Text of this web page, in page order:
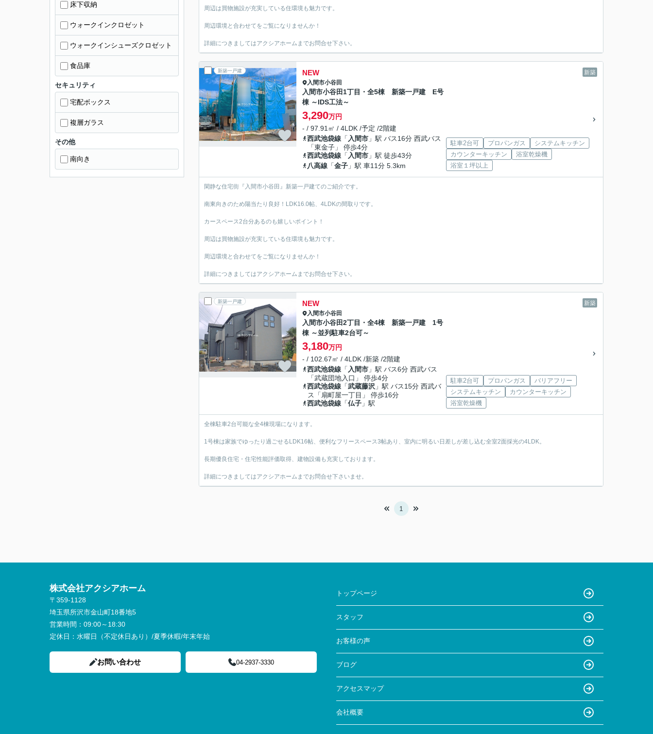
周辺は買物施設が充実している住環境も魅力です。
周辺環境と合わせてをご覧になりませんか！
詳細につきましてはアクシアホームまでお問合せ下さい。
新築一戸建 新築
NEW
入間市小谷田
入間市小谷田1丁目・全5棟 新築一戸建 E号
棟 ～IDS工法～
3,290万円
- / 97.91㎡ / 4LDK /予定 /2階建
西武池袋線 「 入間市 」駅 バス16分 西武バス
「東金子」 停歩4分
西武池袋線 「 入間市 」駅 徒歩43分
八高線 「金子 」駅 車11分 5.3km
駐車2台可 プロパンガス
システムキッチン
カウンターキッチン
浴室乾燥機
浴室１坪以上
閑静な住宅街『入間市小谷田』新築一戸建てのご紹介です。
南東向きのため陽当たり良好！LDK16.0帖、4LDKの間取りです。
カースペース2台分あるのも嬉しいポイント！
周辺は買物施設が充実している住環境も魅力です。
周辺環境と合わせてをご覧になりませんか！
詳細につきましてはアクシアホームまでお問合せ下さい。
新築一戸建 新築
NEW
入間市小谷田
入間市小谷田2丁目・全4棟 新築一戸建 1号
棟 ～並列駐車2台可～
3,180万円
- / 102.67㎡ / 4LDK /新築 /2階建
西武池袋線 「 入間市 」駅 バス6分 西武バス
「武蔵団地入口」 停歩4分
西武池袋線 「武蔵藤沢 」駅 バス15分 西武バ
ス「扇町屋一丁目」 停歩16分
西武池袋線 「仏子 」駅
駐車2台可 プロパンガス
バリアフリー
システムキッチン
カウンターキッチン
浴室乾燥機
全棟駐車2台可能な全4棟現場になります。
1号棟は家族でゆったり過ごせるLDK16帖、便利なフリースペース3帖あり、室内に明るい日差しが差し込む全室2面採光の4LDK。
長期優良住宅・住宅性能評価取得、建物設備も充実しております。
詳細につきましてはアクシアホームまでお問合せ下さいませ。
1
床下収納
ウォークインクロゼット
ウォークインシューズクロゼット
食品庫
セキュリティ
宅配ボックス
複層ガラス
その他
南向き
株式会社アクシアホーム
〒359-1128
埼玉県所沢市金山町18番地5
営業時間： 09:00～18:30
定休日： 水曜日（不定休日あり）/夏季休暇/年末年始
お問い合わせ 04-2937-3330
トップページ
スタッフ
お客様の声
ブログ
アクセスマップ
会社概要